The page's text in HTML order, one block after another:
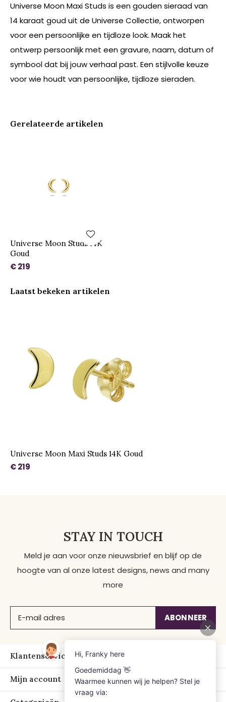
Universe Moon Maxi Studs is een gouden sieraad van
14 karaat goud uit de Universe Collectie, ontworpen
voor een persoonlijke en tijdloze look. Maak het
ontwerp persoonlijk met een gravure, naam, datum of
symbool dat bij jouw verhaal past. Een stijlvolle keuze
voor wie houdt van persoonlijke, tijdloze sieraden.
Gerelateerde artikelen
Universe Moon Studs 14K
Goud
€ 219
Laatst bekeken artikelen
Universe Moon Maxi Studs 14K Goud
€ 219
STAY IN TOUCH
Meld je aan voor onze nieuwsbrief en blijf op de
hoogte van al onze latest designs, news and many
more
ABONNEER
Klantenservice
Mijn account